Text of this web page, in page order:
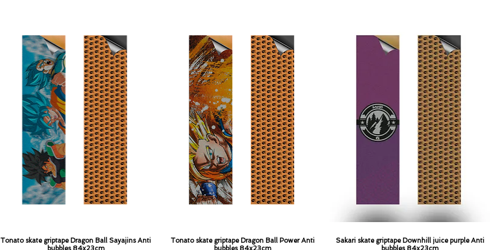
Vista rápida
Tonato skate griptape Dragon Ball Sayajins Anti
Vista rápida
Tonato skate griptape Dragon Ball Power Anti
Vista rápida
Sakari skate griptape Downhill juice purple Anti